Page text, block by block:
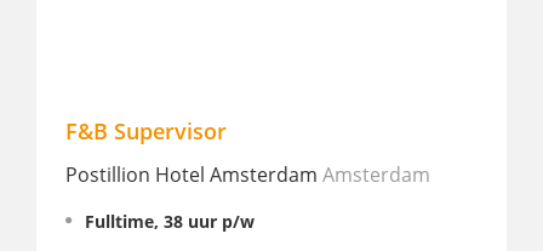
Housekeeping Employee
Hotel V FizeaustraatAmsterdam
Fulltime, 29 - 37 uur p/w